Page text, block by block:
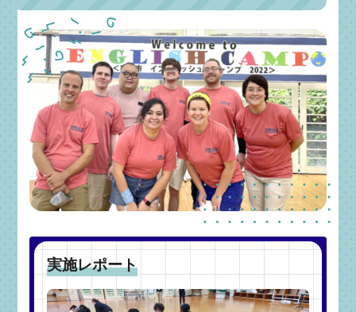
実施レポート